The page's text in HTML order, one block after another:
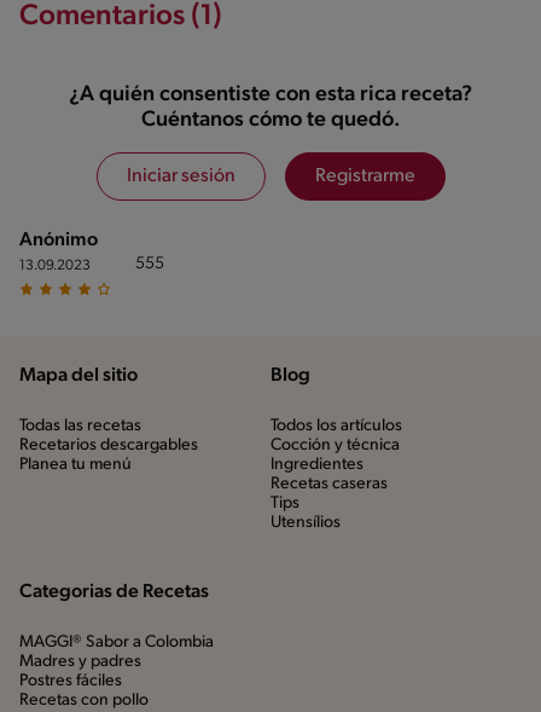
Comentarios (1)
¿A quién consentiste con esta rica receta?
Cuéntanos cómo te quedó.
Iniciar sesión Registrarme
Anónimo
13.09.2023 555
Mapa del sitio
Todas las recetas
Recetarios descargables
Planea tu menú
Blog
Todos los artículos
Cocción y técnica
Ingredientes
Recetas caseras
Tips
Utensílios
Categorias de Recetas
MAGGI® Sabor a Colombia
Madres y padres
Postres fáciles
Recetas con pollo